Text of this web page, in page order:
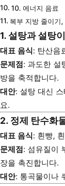
10. 에너지 음료
복부 지방 줄이기
1. 설탕과 설탕
대표 음식: 탄산음
문제점: 과도한 설
방을 축적합니다.
대안: 설탕 대신
요.
2. 정제 탄수화
대표 음식: 흰빵,
문제점: 섬유질이
장을 촉진합니다.
대안: 통곡물이나